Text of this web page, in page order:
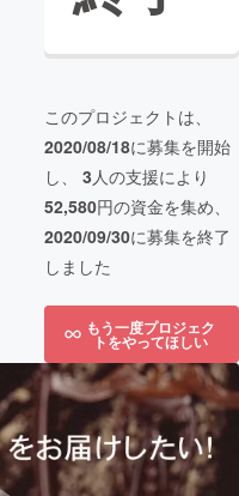
このプロジェクトは、
2020/08/18に募集を開始
し、 3人の支援により
52,580円の資金を集め、
2020/09/30に募集を終了
しました
もう一度プロジェク
トをやってほしい